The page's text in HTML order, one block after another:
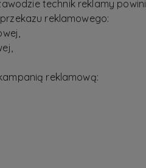
technik reklamy
reklamowego:
reklamową: